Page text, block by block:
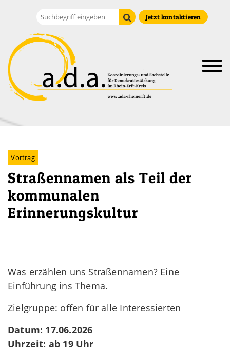
Zum Hauptinhalt der Seite
Suche Suche starten
Jetzt kontaktieren
Vortrag
Straßennamen als Teil der
kommunalen
Erinnerungskultur
Was erzählen uns Straßennamen? Eine
Einführung ins Thema.
Zielgruppe: offen für alle Interessierten
Datum: 17.06.2026
Uhrzeit: ab 19 Uhr